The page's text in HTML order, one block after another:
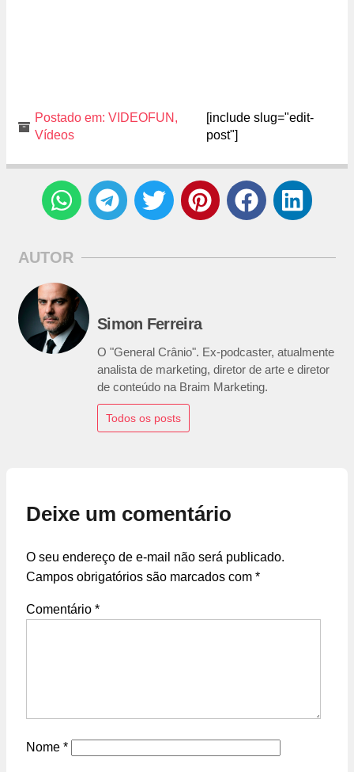
Postado em: VIDEOFUN ,
Vídeos
[include slug="edit-
post"]
AUTOR
Simon Ferreira
O "General Crânio". Ex-podcaster, atualmente
analista de marketing, diretor de arte e diretor
de conteúdo na Braim Marketing.
Todos os posts
Deixe um comentário
O seu endereço de e-mail não será publicado.
Campos obrigatórios são marcados com *
Comentário *
Nome *